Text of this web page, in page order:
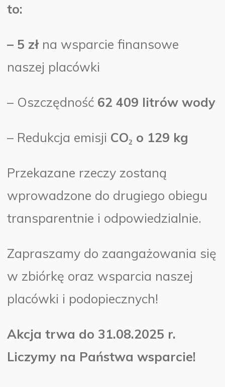
to:
– 5 zł na wsparcie finansowe
naszej placówki
– Oszczędność 62 409 litrów wody
– Redukcja emisji CO₂ o 129 kg
Przekazane rzeczy zostaną
wprowadzone do drugiego obiegu
transparentnie i odpowiedzialnie.
Zapraszamy do zaangażowania się
w zbiórkę oraz wsparcia naszej
placówki i podopiecznych!
Akcja trwa do 31.08.2025 r.
Liczymy na Państwa wsparcie!